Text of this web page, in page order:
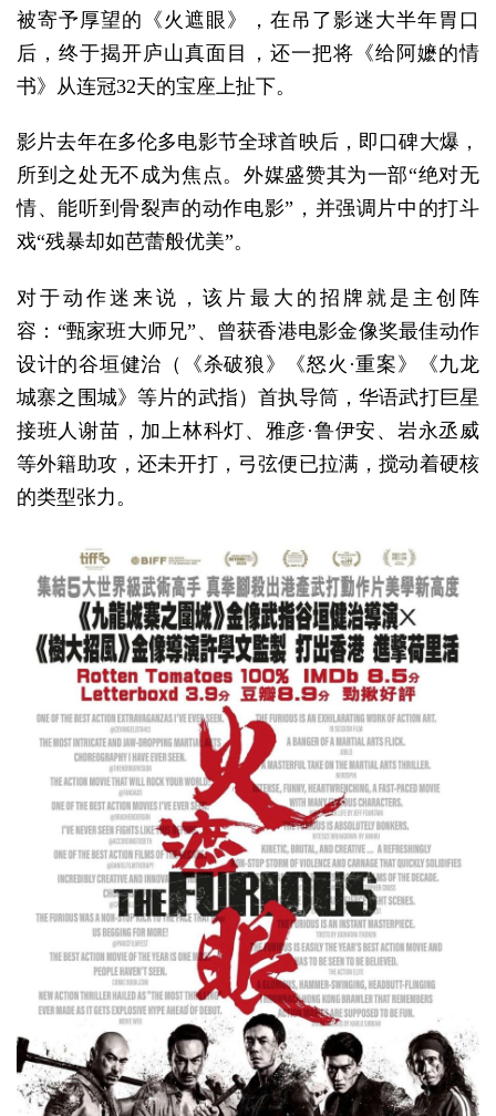
被寄予厚望的《火遮眼》，在吊了影迷大半年胃口
后，终于揭开庐山真面目，还一把将《给阿嬷的情
书》从连冠32天的宝座上扯下。
影片去年在多伦多电影节全球首映后，即口碑大爆，
所到之处无不成为焦点。外媒盛赞其为一部“绝对无
情、能听到骨裂声的动作电影”，并强调片中的打斗
戏“残暴却如芭蕾般优美”。
对于动作迷来说，该片最大的招牌就是主创阵
容：“甄家班大师兄”、曾获香港电影金像奖最佳动作
设计的谷垣健治（《杀破狼》《怒火·重案》《九龙
城寨之围城》等片的武指）首执导筒，华语武打巨星
接班人谢苗，加上林科灯、雅彦·鲁伊安、岩永丞威
等外籍助攻，还未开打，弓弦便已拉满，搅动着硬核
的类型张力。